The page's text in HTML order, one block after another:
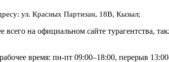
ул. Красных Партизан, 18В, Кызыл;
на официальном сайте турагентства,
время: пн-пт 09:00–18:00, перерыв